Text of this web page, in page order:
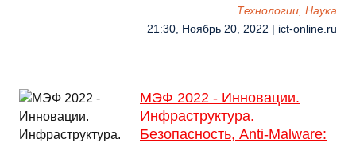
Технологии, Наука
21:30, Ноябрь 20, 2022 | ict-online.ru
МЭФ 2022 - Инновации.
Инфраструктура.
Безопасность, Anti-Malware: